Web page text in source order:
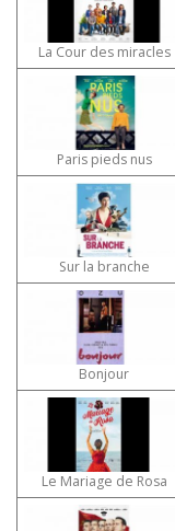
La Cour des miracles
Paris pieds nus
Sur la branche
Bonjour
Le Mariage de Rosa